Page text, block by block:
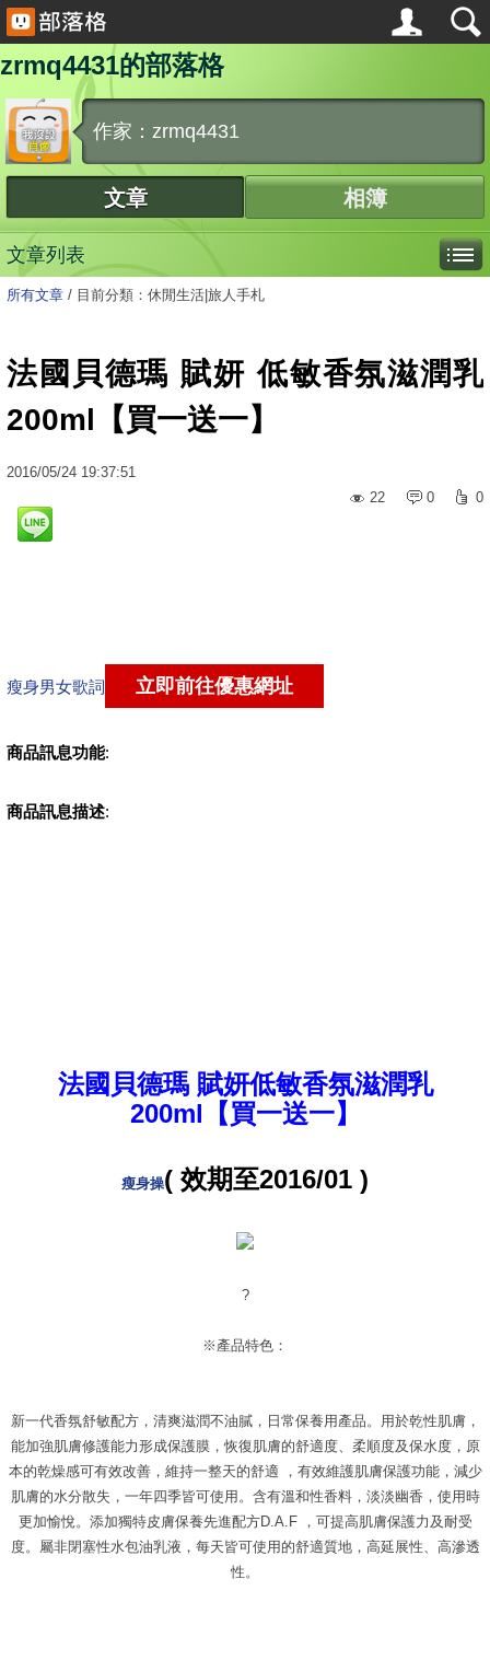
zrmq4431的部落格
作家：zrmq4431
文章 相簿
文章列表
所有文章 / 目前分類：休閒生活|旅人手札
法國貝德瑪 賦妍 低敏香氛滋潤乳
200ml【買一送一】
2016/05/24 19:37:51
22
0 0
瘦身男女歌詞
商品訊息功能:
商品訊息描述:
法國貝德瑪 賦妍低敏香氛滋潤乳
200ml【買一送一】
瘦身操( 效期至2016/01 )
?
※產品特色：
新一代香氛舒敏配方，清爽滋潤不油膩，日常保養用產品。用於乾性肌膚，
能加強肌膚修護能力形成保護膜，恢復肌膚的舒適度、柔順度及保水度，原
本的乾燥感可有效改善，維持一整天的舒適 ，有效維護肌膚保護功能，減少
肌膚的水分散失，一年四季皆可使用。含有溫和性香料，淡淡幽香，使用時
更加愉悅。添加獨特皮膚保養先進配方D.A.F ，可提高肌膚保護力及耐受
度。屬非閉塞性水包油乳液，每天皆可使用的舒適質地，高延展性、高滲透
性。